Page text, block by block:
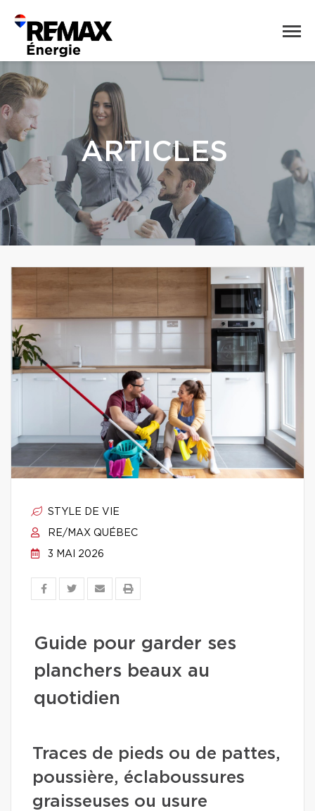
ARTICLES
STYLE DE VIE
RE/MAX QUÉBEC
3 MAI 2026
Guide pour garder ses
planchers beaux au
quotidien
Traces de pieds ou de pattes,
poussière, éclaboussures
graisseuses ou usure